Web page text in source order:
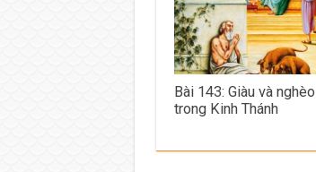
Bài 143: Giàu và nghèo
trong Kinh Thánh